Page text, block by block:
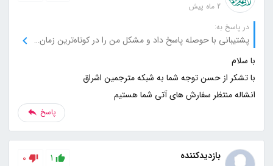
2 ماه پیش
در پاسخ به:
پشتیبانی با حوصله پاسخ داد و مشکل من را در کوتاه‌ترین زمان برطرف کرد.
انشاله منتظر سفارش های آتی شما هستیم
پاسخ
بازدیدکننده 1
0